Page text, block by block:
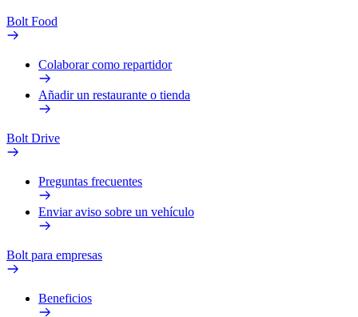
Bolt Food
Colaborar como repartidor
Añadir un restaurante o tienda
Bolt Drive
Preguntas frecuentes
Enviar aviso sobre un vehículo
Bolt para empresas
Beneficios